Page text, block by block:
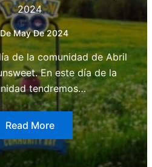
2024
May De 2024
de la comunidad de Abril
En este día de la
tendremos…
Read More